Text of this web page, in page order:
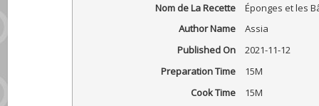
Nom de La Recette
Éponges et les
Author Name
Assia
Published On
2021-11-12
Preparation Time
15M
Cook Time
15M